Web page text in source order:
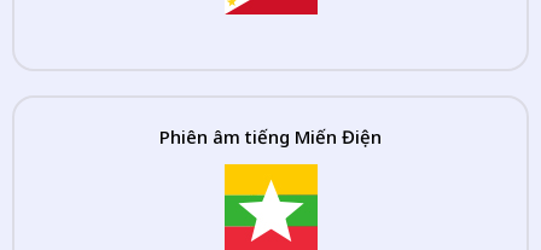
Phiên âm tiếng Miến Điện